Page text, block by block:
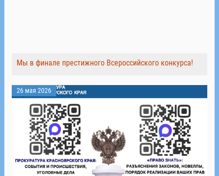
Мы в финале престижного Всероссийского конкурса!
26 мая 2026